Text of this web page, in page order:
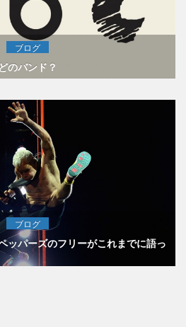
ブログ
のバンド？
ブログ
ッパーズのフリーがこれまでに語っ